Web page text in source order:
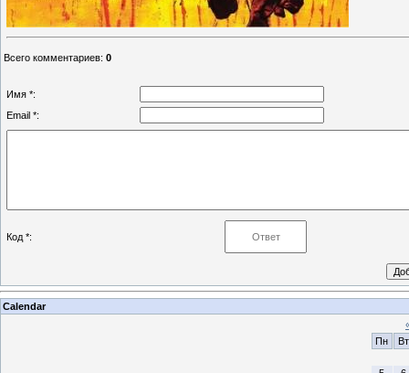
Всего комментариев: 0
Имя *:
Email *:
Код *:
Calendar
Пн
Вт